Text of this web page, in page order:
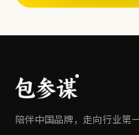
陪伴中国品牌，走向行业第